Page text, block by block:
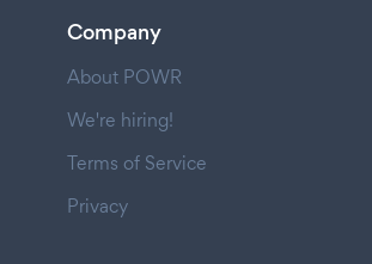
Company
About POWR
We're hiring!
Terms of Service
Privacy